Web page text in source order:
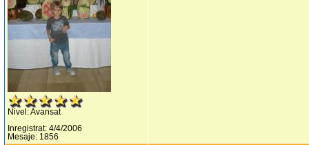
Nivel: Avansat
Inregistrat: 4/4/2006
Mesaje: 1856